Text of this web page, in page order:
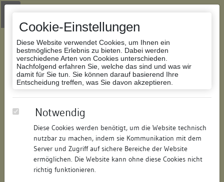
Cookie-Einstellungen
Diese Website verwendet Cookies, um Ihnen ein
bestmögliches Erlebnis zu bieten. Dabei werden
verschiedene Arten von Cookies unterschieden.
Nachfolgend erfahren Sie, welche das sind und was wir
damit für Sie tun. Sie können darauf basierend Ihre
Entscheidung treffen, was Sie davon akzeptieren.
Notwendig
Diese Cookies werden benötigt, um die Website technisch
nutzbar zu machen, indem sie Kommunikation mit dem
Server und Zugriff auf sichere Bereiche der Website
ermöglichen. Die Website kann ohne diese Cookies nicht
richtig funktionieren.
Zur Navigation springen
Zum Inhalt der Website springen
Datenbank Bauforschung/Restaurierung
175814228619/Datum:07.07.2016
Datenbestand:
Bauforschung und Restaurierung
Als PDF herunterladen: